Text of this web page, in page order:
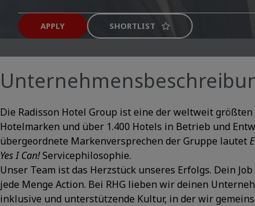
APPLY SHORTLIST
Die Radisson Hotel Group ist eine der weltweit
Hotelmarken und über 1.400 Hotels in Betrieb und
übergeordnete Markenversprechen der Gruppe lautet
Yes I Can!Servicephilosophie.
Unser Team ist das Herzstück unseres Erfolgs. Dein
jede Menge Action. Bei RHG lieben wir deinen
inklusive und unterstützende Kultur, in der wir